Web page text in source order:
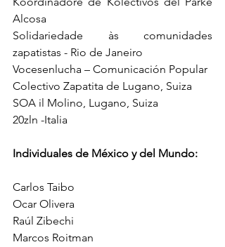
Alcosa
Solidariedade às comunidades
zapatistas - Rio de Janeiro
Vocesenlucha – Comunicación Popular
Colectivo Zapatita de Lugano, Suiza
SOA il Molino, Lugano, Suiza
20zln -Italia
Individuales de México y del Mundo:
Carlos Taibo
Ocar Olivera
Raúl Zibechi
Marcos Roitman